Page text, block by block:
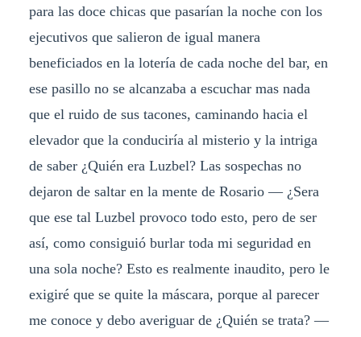
para las doce chicas que pasarían la noche con los
ejecutivos que salieron de igual manera
beneficiados en la lotería de cada noche del bar, en
ese pasillo no se alcanzaba a escuchar mas nada
que el ruido de sus tacones, caminando hacia el
elevador que la conduciría al misterio y la intriga
de saber ¿Quién era Luzbel? Las sospechas no
dejaron de saltar en la mente de Rosario — ¿Sera
que ese tal Luzbel provoco todo esto, pero de ser
así, como consiguió burlar toda mi seguridad en
una sola noche? Esto es realmente inaudito, pero le
exigiré que se quite la máscara, porque al parecer
me conoce y debo averiguar de ¿Quién se trata? —